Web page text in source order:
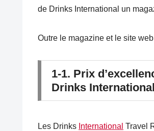
de Drinks International un
Outre le magazine et le site
1-1. Prix
Drinks International
Les Drinks International Travel